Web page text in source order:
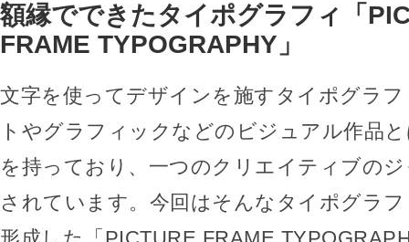
額縁でできたタイポグラフィ「
FRAME TYPOGRAPHY」
文字を使ってデザインを施すタイポグラ
トやグラフィックなどのビジュアル作品
を持っており、一つのクリエイティブの
されています。今回はそんなタイポグラ